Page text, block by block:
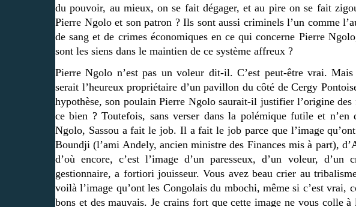
du pouvoir, au mieux, on se fait dégager, et au pire on se fait
Pierre Ngolo et son patron ? Ils sont aussi criminels l’un comme
de sang et de crimes économiques en ce qui concerne Pierre
sont les siens dans le maintien de ce système affreux ?
Pierre Ngolo n’est pas un voleur dit-il. C’est peut-être vrai.
serait l’heureux propriétaire d’un pavillon du côté de Cergy
hypothèse, son poulain Pierre Ngolo saurait-il justifier l’origine
ce bien ? Toutefois, sans verser dans la polémique futile et
Ngolo, Sassou a fait le job. Il a fait le job parce que l’image
Boundji (l’ami Andely, ancien ministre des Finances mis à part),
d’où encore, c’est l’image d’un paresseux, d’un voleur, d’un
gestionnaire, a fortiori jouisseur. Vous avez beau crier au
voilà l’image qu’ont les Congolais du mbochi, même si c’est vrai,
bons et des mauvais. Je crains fort que cette image ne vous colle